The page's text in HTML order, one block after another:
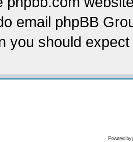
email phpBB
you should
Powered by